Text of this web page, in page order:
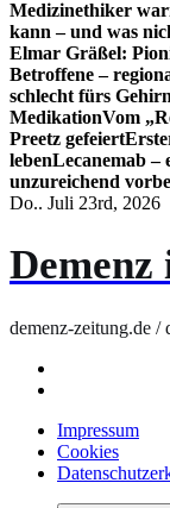
Medizinethiker
kann – und was
Elmar Gräßel:
Betroffene –
schlecht fürs
MedikationVom
Preetz gefeiert
lebenLecanemab –
unzureichend
Do.. Juli 23rd, 2026
demenz-zeitung.de /
Impressum
Cookies